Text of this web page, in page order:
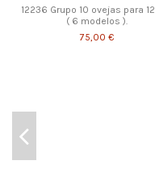
12236 Grupo 10 ovejas para
( 6 modelos ).
75,00 €